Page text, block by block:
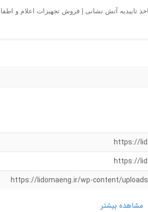
تاییدیه آتش نشانی | فروش تجهیزات اعلام و
https://
https://
https://lidomaeng.ir/wp-content/
مشاهده بیشتر